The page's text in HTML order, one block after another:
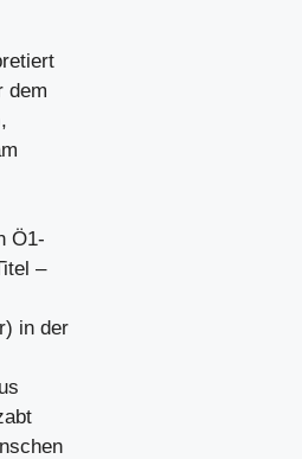
dem
Ö1-
–
in der